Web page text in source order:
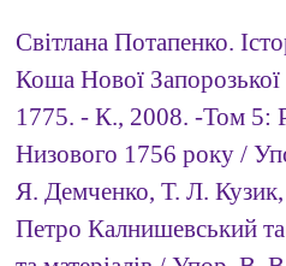
Світлана Потапенко.
Коша Нової
1775. - К., 2008. -Том 5:
Низового 1756 року /
Я. Демченко, Т. Л.
Петро Калнишевський